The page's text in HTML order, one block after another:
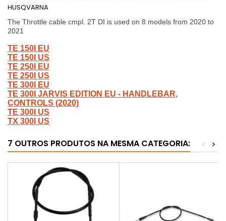
HUSQVARNA
The Throttle cable cmpl. 2T DI is used on 8 models from 2020 to
2021
TE 150I EU
TE 150I US
TE 250I EU
TE 250I US
TE 300I EU
TE 300I JARVIS EDITION EU - HANDLEBAR,
CONTROLS (2020)
TE 300I US
TX 300I US
7 OUTROS PRODUTOS NA MESMA CATEGORIA: >
<